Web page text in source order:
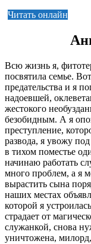
Читать онлайн
Всю жизнь я,
посвятила семье.
предательства и я
надоевшей,
жестокого
безобидным. А я
преступление,
развода, я увожу
в тихом поместье
начинаю работать
много проблем, а я
вырастить сына
наших местах
которой я
страдает от
служанкой, снова
уничтожена,